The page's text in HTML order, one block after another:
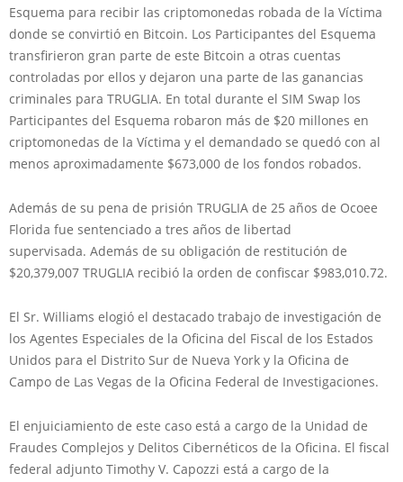
Esquema para recibir las criptomonedas robada de la Víctima
donde se convirtió en Bitcoin. Los Participantes del Esquema
transfirieron gran parte de este Bitcoin a otras cuentas
controladas por ellos y dejaron una parte de las ganancias
criminales para TRUGLIA. En total durante el SIM Swap los
Participantes del Esquema robaron más de $20 millones en
criptomonedas de la Víctima y ​​el demandado se quedó con al
menos aproximadamente $673,000 de los fondos robados.
Además de su pena de prisión TRUGLIA de 25 años de Ocoee
Florida fue sentenciado a tres años de libertad
supervisada. Además de su obligación de restitución de
$20,379,007 TRUGLIA recibió la orden de confiscar $983,010.72.
El Sr. Williams elogió el destacado trabajo de investigación de
los Agentes Especiales de la Oficina del Fiscal de los Estados
Unidos para el Distrito Sur de Nueva York y la Oficina de
Campo de Las Vegas de la Oficina Federal de Investigaciones.
El enjuiciamiento de este caso está a cargo de la Unidad de
Fraudes Complejos y Delitos Cibernéticos de la Oficina. El fiscal
federal adjunto Timothy V. Capozzi está a cargo de la